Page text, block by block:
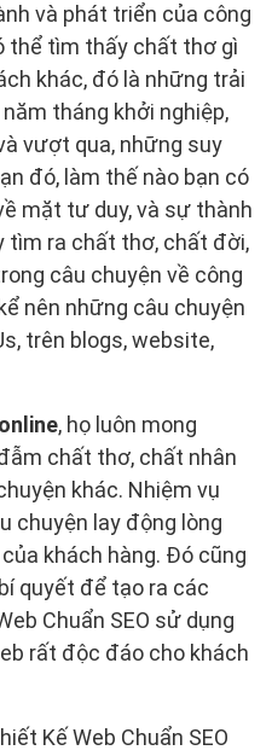
và phát triển của công
thể tìm thấy chất thơ gì
khác, đó là những trải
tháng khởi nghiệp,
vượt qua, những suy
đó, làm thế nào bạn có
mặt tư duy, và sự thành
tìm ra chất thơ, chất đời,
câu chuyện về công
nên những câu chuyện
trên blogs, website,
, họ luôn mong
chất thơ, chất nhân
khác. Nhiệm vụ
chuyện lay động lòng
khách hàng. Đó cũng
quyết để tạo ra các
Chuẩn SEO sử dụng
rất độc đáo cho khách
Kế Web Chuẩn SEO